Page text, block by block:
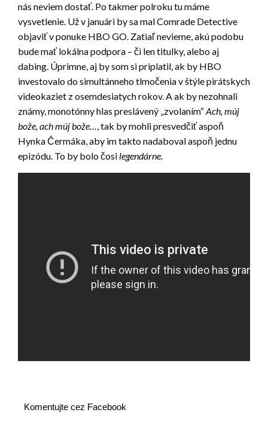
nás neviem dostať. Po takmer polroku tu máme
vysvetlenie. Už v januári by sa mal Comrade Detective
objaviť v ponuke HBO GO. Zatiaľ nevieme, akú podobu
bude mať lokálna podpora – či len titulky, alebo aj
dabing. Úprimne, aj by som si priplatil, ak by HBO
investovalo do simultánneho tlmočenia v štýle pirátskych
videokaziet z osemdesiatych rokov. A ak by nezohnali
známy, monotónny hlas preslávený „zvolaním“Ach, múj
bože, ach múj bože…, tak by mohli presvedčiť aspoň
Hynka Čermáka, aby im takto nadaboval aspoň jednu
epizódu. To by bolo čosilegendárne.
Komentujte cez Facebook